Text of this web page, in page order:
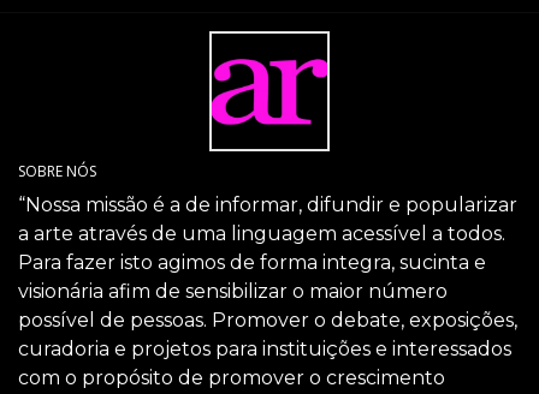
SOBRE NÓS
“Nossa missão é a de informar, difundir e popularizar
a arte através de uma linguagem acessível a todos.
Para fazer isto agimos de forma integra, sucinta e
visionária afim de sensibilizar o maior número
possível de pessoas. Promover o debate, exposições,
curadoria e projetos para instituições e interessados
com o propósito de promover o crescimento